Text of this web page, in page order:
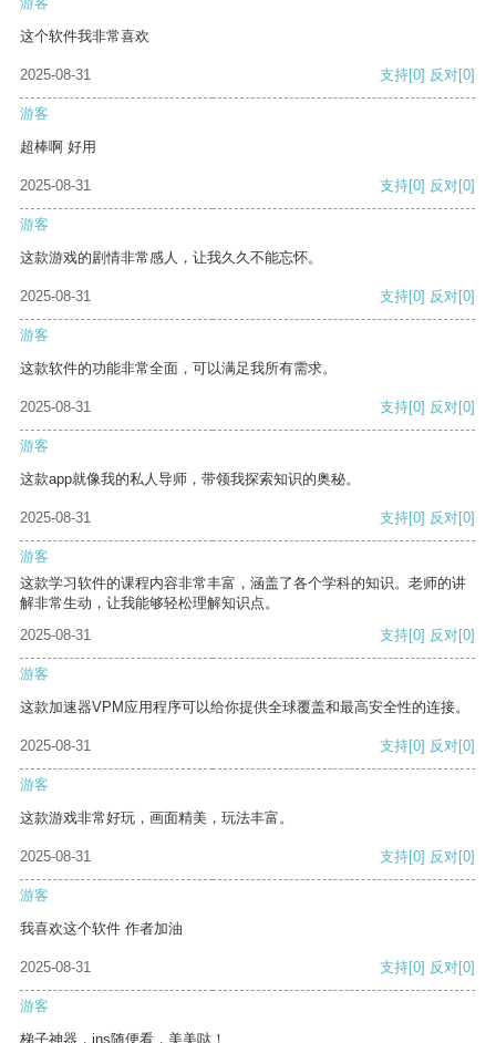
这个软件我非常喜欢
2025-08-31 支持[0] 反对[0]
游客
超棒啊 好用
2025-08-31 支持[0] 反对[0]
游客
这款游戏的剧情非常感人，让我久久不能忘怀。
2025-08-31 支持[0] 反对[0]
游客
这款软件的功能非常全面，可以满足我所有需求。
2025-08-31 支持[0] 反对[0]
游客
这款app就像我的私人导师，带领我探索知识的奥秘。
2025-08-31 支持[0] 反对[0]
游客
这款学习软件的课程内容非常丰富，涵盖了各个学科的知识。老师的讲
解非常生动，让我能够轻松理解知识点。
2025-08-31
支持[0] 反对[0]
游客
这款加速器VPM应用程序可以给你提供全球覆盖和最高安全性的连接。
2025-08-31 支持[0] 反对[0]
游客
这款游戏非常好玩，画面精美，玩法丰富。
2025-08-31 支持[0] 反对[0]
游客
我喜欢这个软件 作者加油
2025-08-31 支持[0] 反对[0]
游客
梯子神器，ins随便看，美美哒！